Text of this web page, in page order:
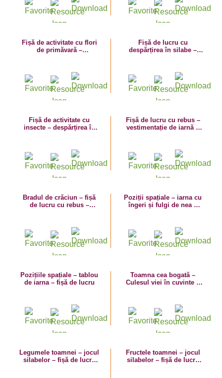
Fișă de activitate cu flori
de primăvară –
Fișă de lucru cu
despărțirea în silabe –
Fișă de activitate cu
insecte – despărțirea în
Fișă de lucru cu rebus –
vestimentație de iarnă –
Bradul de crăciun – fișă
de lucru cu rebus –
Poziții spațiale – iarna cu
îngeri și fulgi de nea –
Pozițiile spațiale – tablou
de iarna – fișă de lucru
Toamna cea bogată –
Culesul viei în cuvinte –
Legumele toamnei – jocul
silabelor – fișă de lucru
Fructele toamnei – jocul
silabelor – fișă de lucru